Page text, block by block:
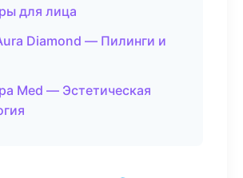
для лица
Diamond — Пилинги и
Med — Эстетическая